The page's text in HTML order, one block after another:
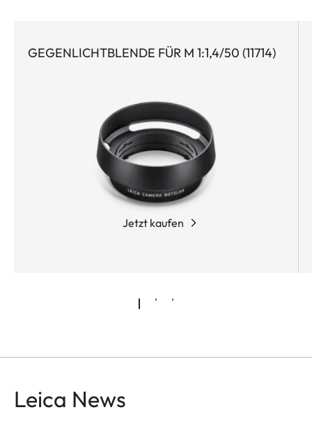
GEGENLICHTBLENDE FÜR M 1:1,4/50 (11714)
Jetzt kaufen
Leica News